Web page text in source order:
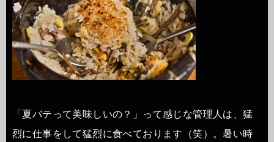
「夏バテって美味しいの？」って感じな管理人は、猛
烈に仕事をして猛烈に食べております（笑）。暑い時